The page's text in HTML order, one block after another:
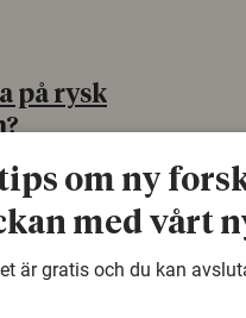
på rysk
att tro på
mer mottagliga för rysk
en studie från
deltagare i fyra europeiska
om ny
med vårt
är gratis och du kan